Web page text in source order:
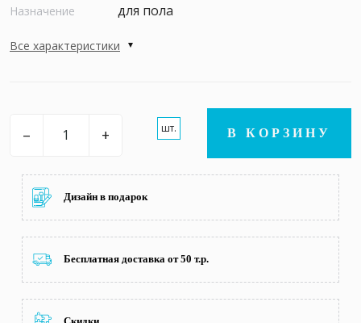
Назначение для пола
Все характеристики
– + шт. В КОРЗИНУ
Дизайн в подарок
Бесплатная доставка от 50 т.р.